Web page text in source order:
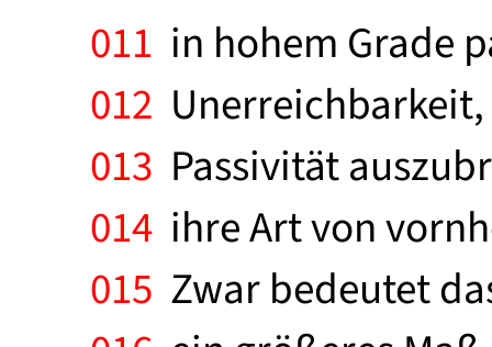
011 in hohem Grade
012
013 Passivität
014 ihre Art von
015 Zwar bedeutet